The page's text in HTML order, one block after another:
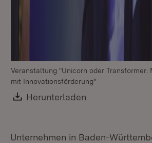
Veranstaltung "Unicorn oder Transformer:
mit Innovationsförderung"
Download:
Herunterladen
Unternehmen in Baden-